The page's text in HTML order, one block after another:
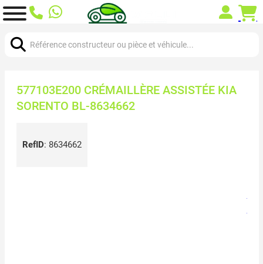
577103E200 CRÉMAILLÈRE ASSISTÉE KIA
SORENTO BL-8634662
RefID: 8634662